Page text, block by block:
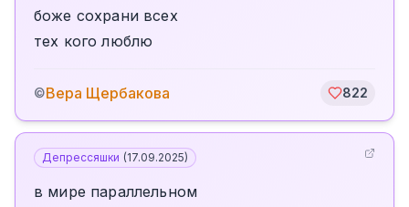
боже сохрани всех
тех кого люблю
©Вера Щербакова 822
Депрессяшки (17.09.2025)
в мире параллельном